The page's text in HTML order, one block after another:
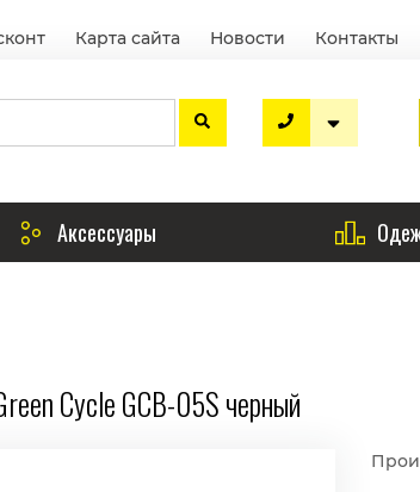
Карта сайта Новости Контакты
Аксессуары
Cycle GCB-05S черный